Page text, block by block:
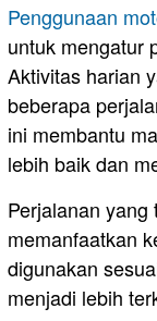
Penggunaan
untuk mengatur
Aktivitas harian
beberapa
ini membantu
lebih baik dan
Perjalanan
memanfaatkan
digunakan
menjadi lebih